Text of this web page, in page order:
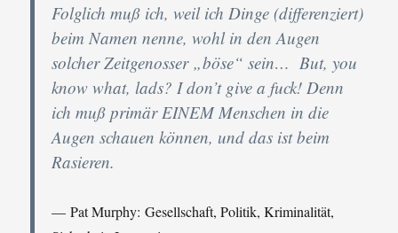
Folglich muß ich, weil ich Dinge (differenziert)
beim Namen nenne, wohl in den Augen
solcher Zeitgenosser „böse“ sein… But, you
know what, lads? I don’t give a fuck! Denn
ich muß primär EINEM Menschen in die
Augen schauen können, und das ist beim
Rasieren.
Pat Murphy: Gesellschaft, Politik, Kriminalität,